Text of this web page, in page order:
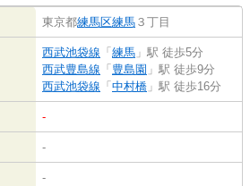
東京都練馬区練馬 ３丁目
西武池袋線 「 練馬 」駅 徒歩5分
西武豊島線 「 豊島園 」駅 徒歩9分
西武池袋線 「 中村橋 」駅 徒歩16分
-
-
-